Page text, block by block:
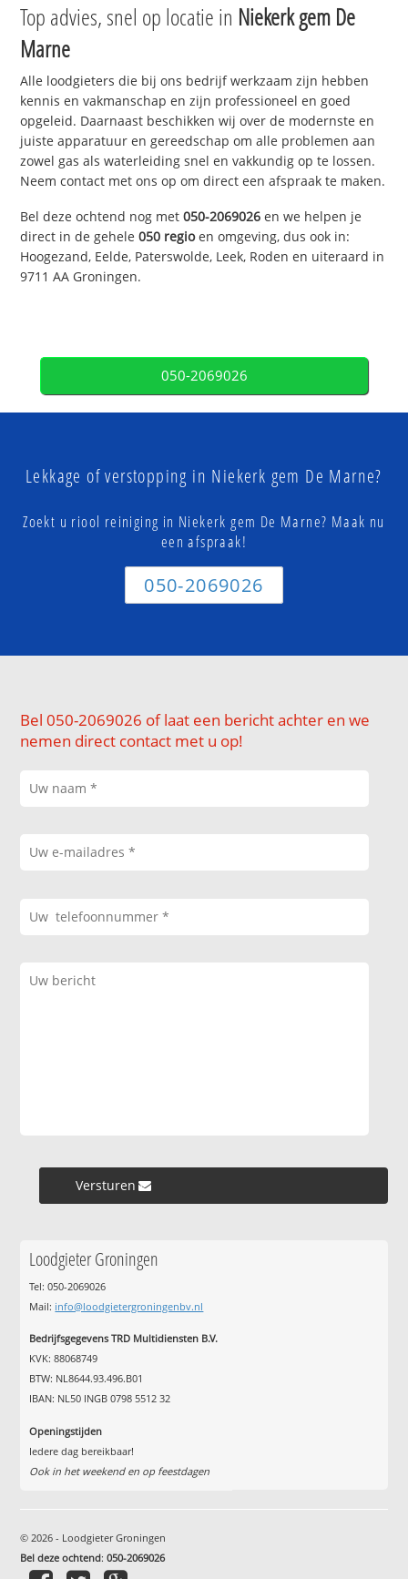
Top advies, snel op locatie in Niekerk gem De
Marne
Alle loodgieters die bij ons bedrijf werkzaam zijn hebben
kennis en vakmanschap en zijn professioneel en goed
opgeleid. Daarnaast beschikken wij over de modernste en
juiste apparatuur en gereedschap om alle problemen aan
zowel gas als waterleiding snel en vakkundig op te lossen.
Neem contact met ons op om direct een afspraak te maken.
Bel deze ochtend nog met050-2069026 en we helpen je
direct in de gehele050 regioen omgeving, dus ook in:
Hoogezand, Eelde, Paterswolde, Leek, Roden en uiteraard in
9711 AA Groningen.
050-2069026
Lekkage of verstopping in Niekerk gem De Marne?
Zoekt u riool reiniging in Niekerk gem De Marne? Maak nu
een afspraak!
050-2069026
Bel 050-2069026 of laat een bericht achter en we
nemen direct contact met u op!
Versturen »
Loodgieter Groningen
Tel: 050-2069026
Mail: info@loodgietergroningenbv.nl
Bedrijfsgegevens TRD Multidiensten B.V.
KVK: 88068749
BTW: NL8644.93.496.B01
IBAN: NL50 INGB 0798 5512 32
Openingstijden
Iedere dag bereikbaar!
Ook in het weekend en op feestdagen
© 2026 - Loodgieter Groningen
Bel deze ochtend:050-2069026